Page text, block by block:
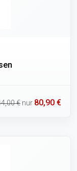
€ nur 80,90 €